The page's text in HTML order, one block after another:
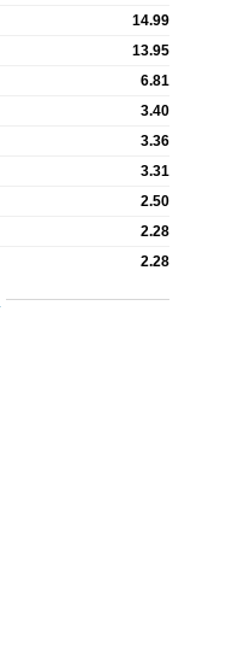
14.99
13.95
6.81
3.40
3.36
3.31
2.50
2.28
2.28